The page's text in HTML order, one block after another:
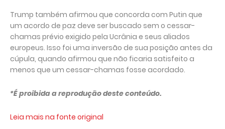
Trump também afirmou que concorda com Putin que
um acordo de paz deve ser buscado sem o cessar-
chamas prévio exigido pela Ucrânia e seus aliados
europeus. Isso foi uma inversão de sua posição antes da
cúpula, quando afirmou que não ficaria satisfeito a
menos que um cessar-chamas fosse acordado.
*É proibida a reprodução deste conteúdo.
Leia mais na fonte original